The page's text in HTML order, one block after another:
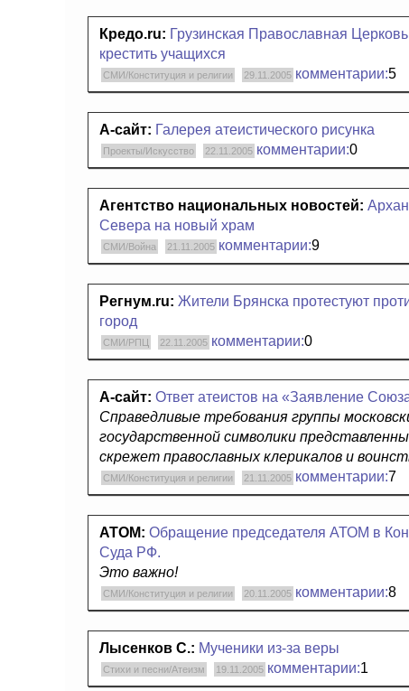
Кредо.ru: Грузинская Православная
крестить учащихся
СМИ/Конституция и религии 29.11.2005 комментарии:5
А-сайт: Галерея атеистического рисунка
Проекты/Искусство 22.11.2005 комментарии:0
Агентство национальных новостей:
Севера на новый храм
СМИ/Война 21.11.2005 комментарии:9
Регнум.ru: Жители Брянска протестуют
город
СМИ/РПЦ 22.11.2005 комментарии:0
А-сайт: Ответ атеистов на «Заявление
Справедливые требования группы
государственной символики
скрежет православных клерикалов и
СМИ/Конституция и религии 21.11.2005 комментарии:7
АТОМ: Обращение председателя АТОМ в
Суда РФ.
Это важно!
СМИ/Конституция и религии 20.11.2005 комментарии:8
Лысенков С.: Мученики из-за веры
Стихи и песни/Атеизм 19.11.2005 комментарии:1